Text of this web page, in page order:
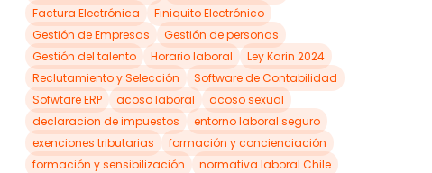
Factura Electrónica
Finiquito Electrónico
Gestión de Empresas
Gestión de personas
Gestión del talento
Horario laboral
Ley Karin 2024
Reclutamiento y Selección
Software de Contabilidad
Sofwtare ERP
acoso laboral
acoso sexual
declaracion de impuestos
entorno laboral seguro
exenciones tributarias
formación y concienciación
formación y sensibilización
normativa laboral Chile